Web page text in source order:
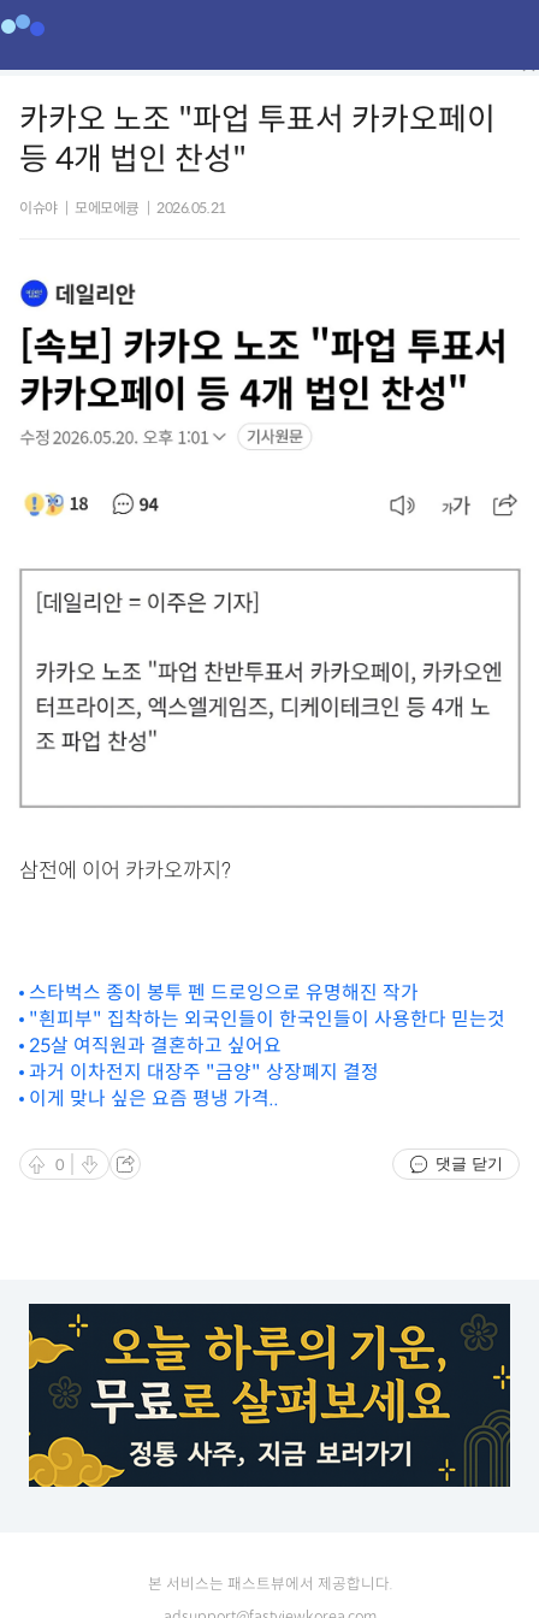
카카오 노조 "파업 투표서 카카오페이
등 4개 법인 찬성"
이슈야 모에모에큥 2026.05.21
삼전에 이어 카카오까지?
스타벅스 종이 봉투 펜 드로잉으로 유명해진 작가
"흰피부" 집착하는 외국인들이 한국인들이 사용한다 믿는것
25살 여직원과 결혼하고 싶어요
과거 이차전지 대장주 "금양" 상장폐지 결정
이게 맞나 싶은 요즘 평냉 가격..
0 댓글 닫기
본 서비스는 패스트뷰에서 제공합니다.